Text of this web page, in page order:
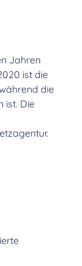
Jahren
ist die
die
ist. Die